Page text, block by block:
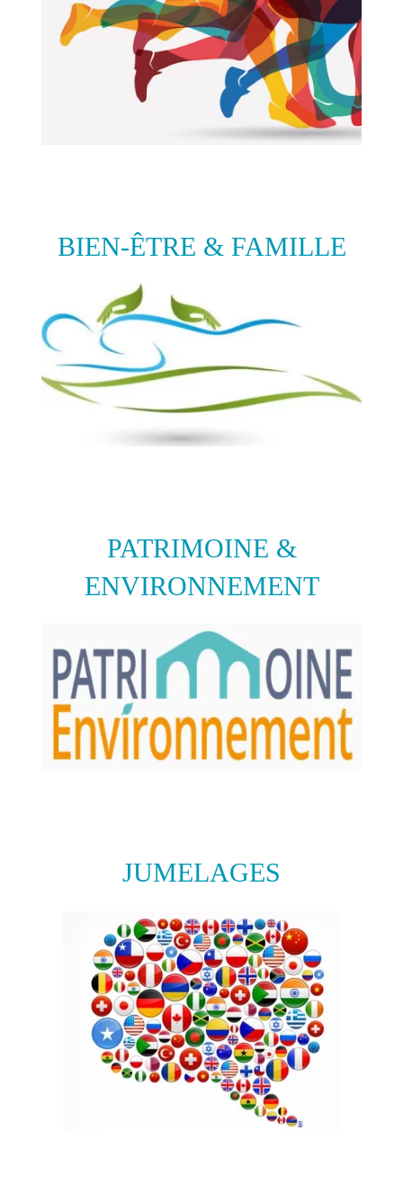
BIEN-ÊTRE & FAMILLE
PATRIMOINE &
ENVIRONNEMENT
JUMELAGES